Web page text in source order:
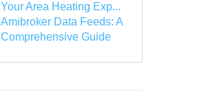
Your Area Heating Exp...
Amibroker Data Feeds: A
Comprehensive Guide